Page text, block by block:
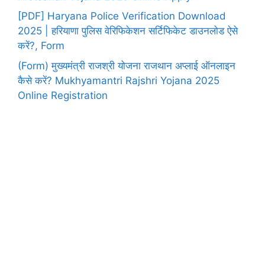
[PDF] Haryana Police Verification Download
2025 | हरियाणा पुलिस वेरिफिकेशन सर्टिफिकेट डाउनलोड ऐसे
करें?, Form
(Form) मुख्यमंत्री राजश्री योजना राजथान अप्लाई ऑनलाइन
कैसे करें? Mukhyamantri Rajshri Yojana 2025
Online Registration